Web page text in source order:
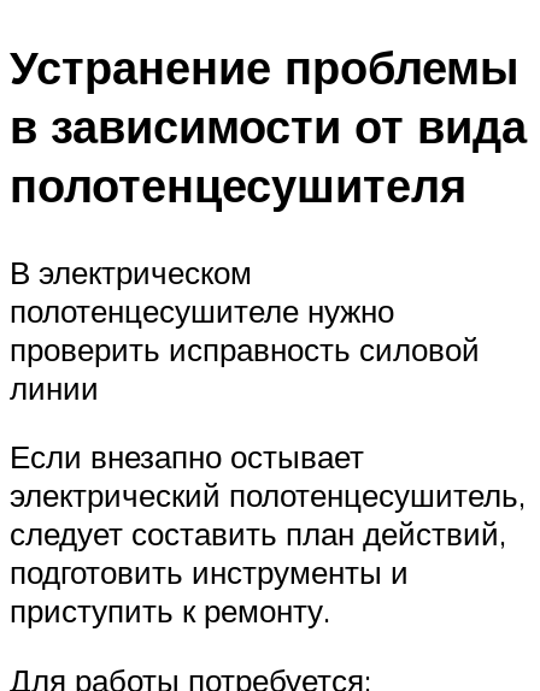
Устранение проблемы
в зависимости от вида
полотенцесушителя
В электрическом
полотенцесушителе нужно
проверить исправность силовой
линии
Если внезапно остывает
электрический полотенцесушитель,
следует составить план действий,
подготовить инструменты и
приступить к ремонту.
Для работы потребуется: